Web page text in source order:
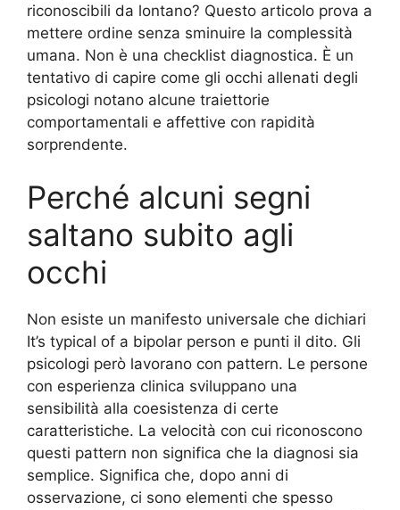
riconoscibili da lontano? Questo articolo prova a
mettere ordine senza sminuire la complessità
umana. Non è una checklist diagnostica. È un
tentativo di capire come gli occhi allenati degli
psicologi notano alcune traiettorie
comportamentali e affettive con rapidità
sorprendente.
Perché alcuni segni
saltano subito agli
occhi
Non esiste un manifesto universale che dichiari
It’s typical of a bipolar person e punti il dito. Gli
psicologi però lavorano con pattern. Le persone
con esperienza clinica sviluppano una
sensibilità alla coesistenza di certe
caratteristiche. La velocità con cui riconoscono
questi pattern non significa che la diagnosi sia
semplice. Significa che, dopo anni di
osservazione, ci sono elementi che spesso